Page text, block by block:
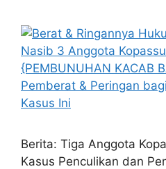
Berita: Tiga Anggota
Kasus Penculikan dan